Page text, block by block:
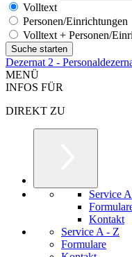
Volltext
Personen/Einrichtungen
Volltext + Personen/
Dezernat 2 -
MENÜ
INFOS FÜR
DIREKT ZU
Service
Kontakt
Service A - Z
Formulare